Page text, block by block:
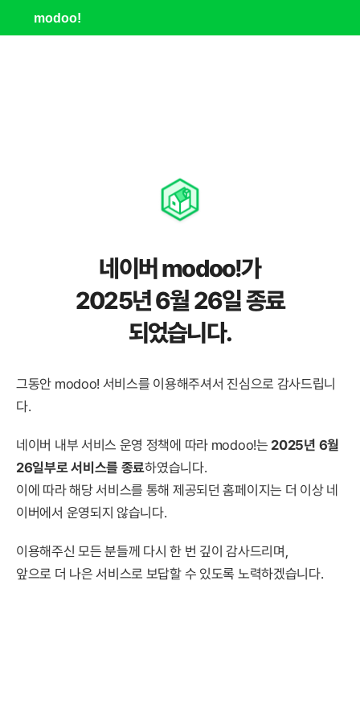
modoo!
네이버 modoo!가
2025년 6월 26일 종료
되었습니다.
그동안 modoo! 서비스를 이용해주셔서 진심으로 감사드립니
다.
네이버 내부 서비스 운영 정책에 따라 modoo!는 2025년 6월
26일부로 서비스를 종료하였습니다.
이에 따라 해당 서비스를 통해 제공되던 홈페이지는 더 이상 네
이버에서 운영되지 않습니다.
이용해주신 모든 분들께 다시 한 번 깊이 감사드리며,
앞으로 더 나은 서비스로 보답할 수 있도록 노력하겠습니다.